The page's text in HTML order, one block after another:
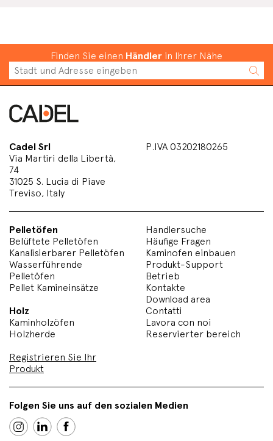
Finden Sie einen Händler in Ihrer Nähe
Cadel Srl
Via Martiri della Libertà,
74
31025 S. Lucia di Piave
Treviso, Italy
P.IVA 03202180265
Pelletöfen
Belüftete Pelletöfen
Kanalisierbarer Pelletöfen
Wasserführende
Pelletöfen
Pellet Kamineinsätze
Holz
Kaminholzöfen
Holzherde
Registrieren Sie Ihr
Produkt
Handlersuche
Häufige Fragen
Kaminofen einbauen
Produkt-Support
Betrieb
Kontakte
Download area
Contatti
Lavora con noi
Reservierter bereich
Folgen Sie uns auf den sozialen Medien